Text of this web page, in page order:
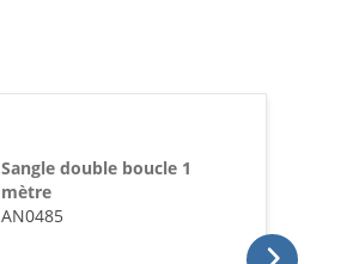
Sangle double boucle 1
mètre
AN0485